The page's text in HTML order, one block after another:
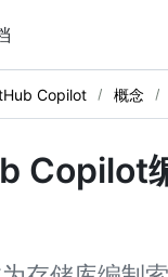
Copilot 概念
Copilot